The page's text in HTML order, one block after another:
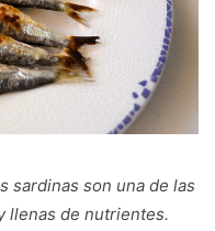
sardinas son una de las
llenas de nutrientes.